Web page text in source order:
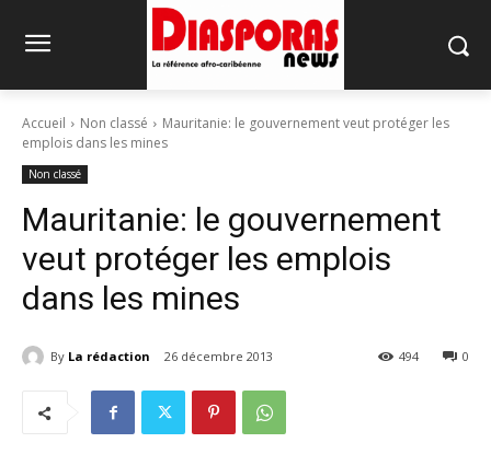
Accueil Non classé
Mauritanie: le gouvernement veut protéger les
emplois dans les mines
Non classé
Mauritanie: le gouvernement
veut protéger les emplois
dans les mines
By La rédaction 26 décembre 2013 0
494